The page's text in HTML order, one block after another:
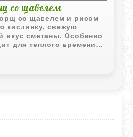
со щавелем
со щавелем и рисом
кислинку, свежую
вкус сметаны. Особенно
для теплого времени
обеда.